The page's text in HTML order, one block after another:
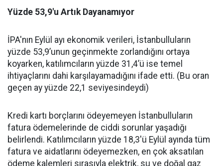
Yüzde 53,9'u Artık Dayanamıyor
İPA'nın Eylül ayı ekonomik verileri, İstanbulluların
yüzde 53,9’unun geçinmekte zorlandığını ortaya
koyarken, katılımcıların yüzde 31,4’ü ise temel
ihtiyaçlarını dahi karşılayamadığını ifade etti. (Bu oran
geçen ay yüzde 22,1 seviyesindeydi)
Kredi kartı borçlarını ödeyemeyen İstanbulluların
fatura ödemelerinde de ciddi sorunlar yaşadığı
belirlendi. Katılımcıların yüzde 18,3'ü Eylül ayında tüm
fatura ve aidatlarını ödeyemezken, en çok aksatılan
ödeme kalemleri sırasıyla elektrik, su ve doğal gaz